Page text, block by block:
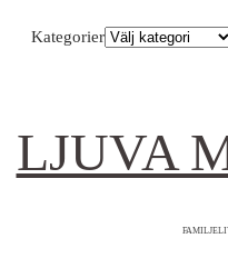
Kategorier
LJUVA